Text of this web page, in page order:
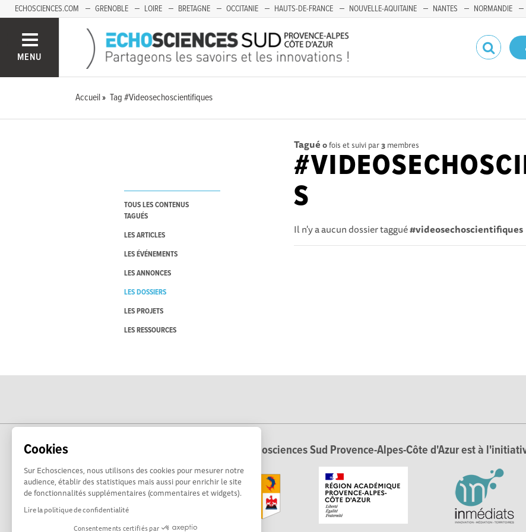
Cookies
Sur Echosciences, nous utilisons des cookies pour mesurer notre
audience, établir des statistiques mais aussi pour enrichir le site
de fonctionnalités supplémentaires (commentaires et widgets).
Lire la politique de confidentialité
Consentements certifiés par
ECHOSCIENCES.COM GRENOBLE LOIRE BRETAGNE OCCITANIE HAUTS-DE-FRANCE NOUVELLE-AQUITAINE NANTES NORMANDIE
MENU
Accueil Tag #Videosechoscientifiques
TOUS LES CONTENUS
TAGUÉS
LES ARTICLES
LES ÉVÉNEMENTS
LES ANNONCES
LES DOSSIERS
LES PROJETS
LES RESSOURCES
Tagué 0fois et suivi par3 membres
S
Il n'y a aucun dossier taggué#videosechoscientifiques
Echosciences Sud Provence-Alpes-Côte d'Azur est à